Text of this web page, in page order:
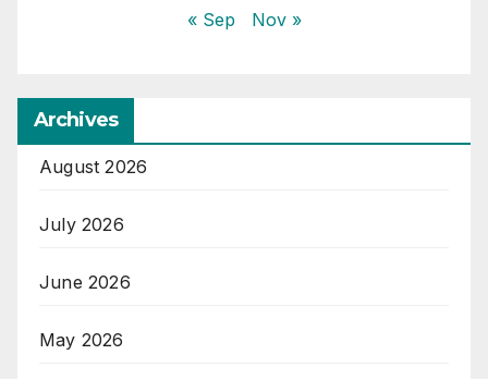
« Sep Nov »
Archives
August 2026
July 2026
June 2026
May 2026